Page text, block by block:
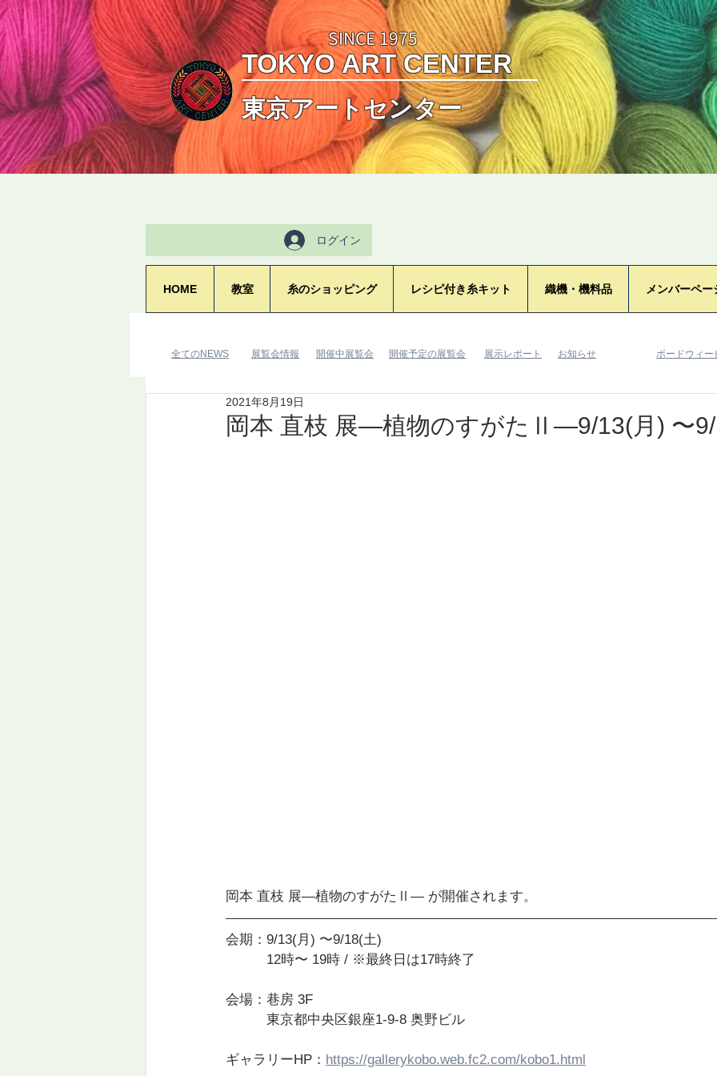
SINCE 1975
TOKYO ART CENTER
東京アートセンター
ログイン
HOME 教室 糸のショッピング レシピ付き糸キット 織機・機料品 メンバーペー
岡本 直枝 展―植物のすがたⅡ―9/13(月) 〜
2021年8月19日
岡本 直枝 展―植物のすがたⅡ― が開催されます。
会期：9/13(月) 〜9/18(土)
12時〜 19時 / ※最終日は17時終了
会場：巷房 3F
東京都中央区銀座1-9-8 奥野ビル
ギャラリーHP： https://gallerykobo.web.fc2.com/kobo1.html
​全てのNEWS ​展覧会情報 ​展示レポート ​お知らせ
​開催中展覧会 ​開催予定の展覧会 ボードウィー